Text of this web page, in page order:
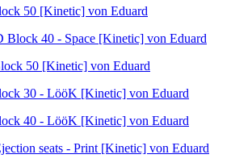
50 [Kinetic] von Eduard
Block 40 - Space [Kinetic] von Eduard
50 [Kinetic] von Eduard
30 - LööK [Kinetic] von Eduard
40 - LööK [Kinetic] von Eduard
seats - Print [Kinetic] von Eduard